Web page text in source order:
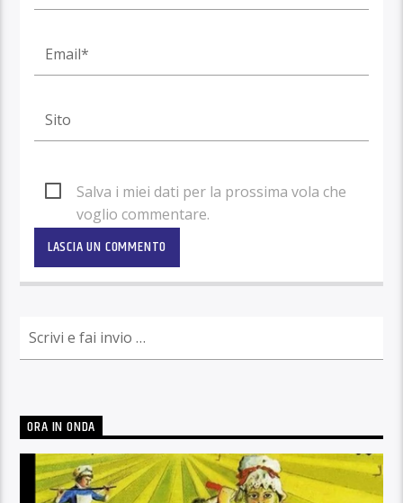
Salva i miei dati per la prossima vola che
voglio commentare.
ORA IN ONDA